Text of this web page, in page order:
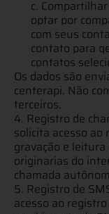
c.
optar por
com seus
contato para
contatos
Os dados são
centerapi. Não
terceiros.
4. Registro de
solicita acesso
gravação e
originarias do
chamada
5. Registro de
acesso ao